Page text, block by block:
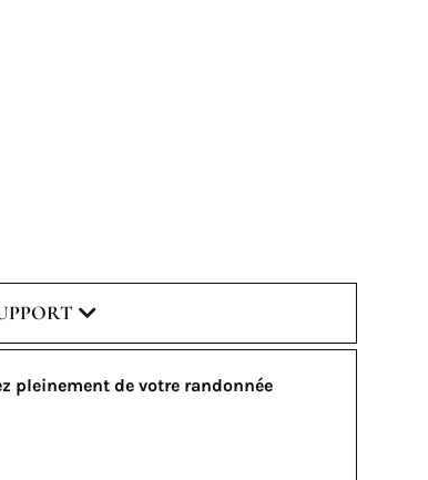
pleinement de votre randonnée